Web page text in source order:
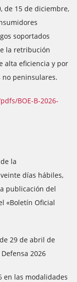
de 15 de diciembre,
soportados
la retribución
alta eficiencia y por
peninsulares.
BOE-B-2026-
la
días hábiles,
publicación del
«Boletín Oficial
29 de abril de
2026
en las modalidades